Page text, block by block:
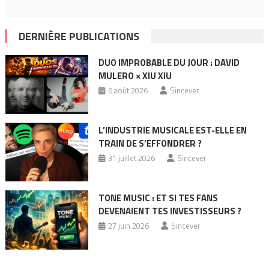
DERNIÈRE PUBLICATIONS
DUO IMPROBABLE DU JOUR : DAVID
MULERO × XIU XIU
6 août 2026 Sincever
L’INDUSTRIE MUSICALE EST-ELLE EN
TRAIN DE S’EFFONDRER ?
31 juillet 2026 Sincever
TONE MUSIC : ET SI TES FANS
DEVENAIENT TES INVESTISSEURS ?
27 juin 2026 Sincever